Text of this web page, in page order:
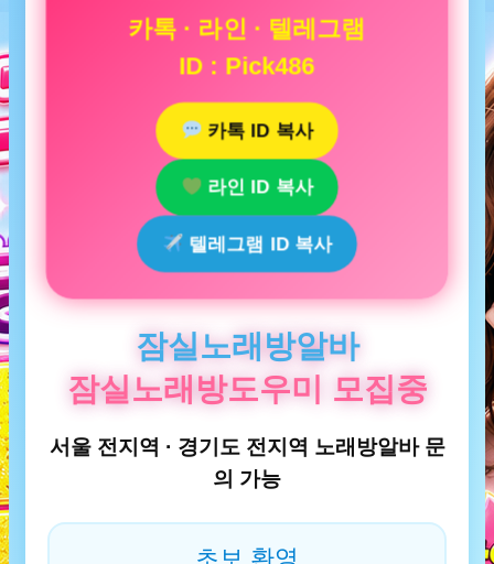
카톡 · 라인 · 텔레그램
ID : Pick486
카톡 ID 복사
라인 ID 복사
텔레그램 ID 복사
잠실노래방알바
잠실노래방도우미 모집중
서울 전지역 · 경기도 전지역 노래방알바 문
의 가능